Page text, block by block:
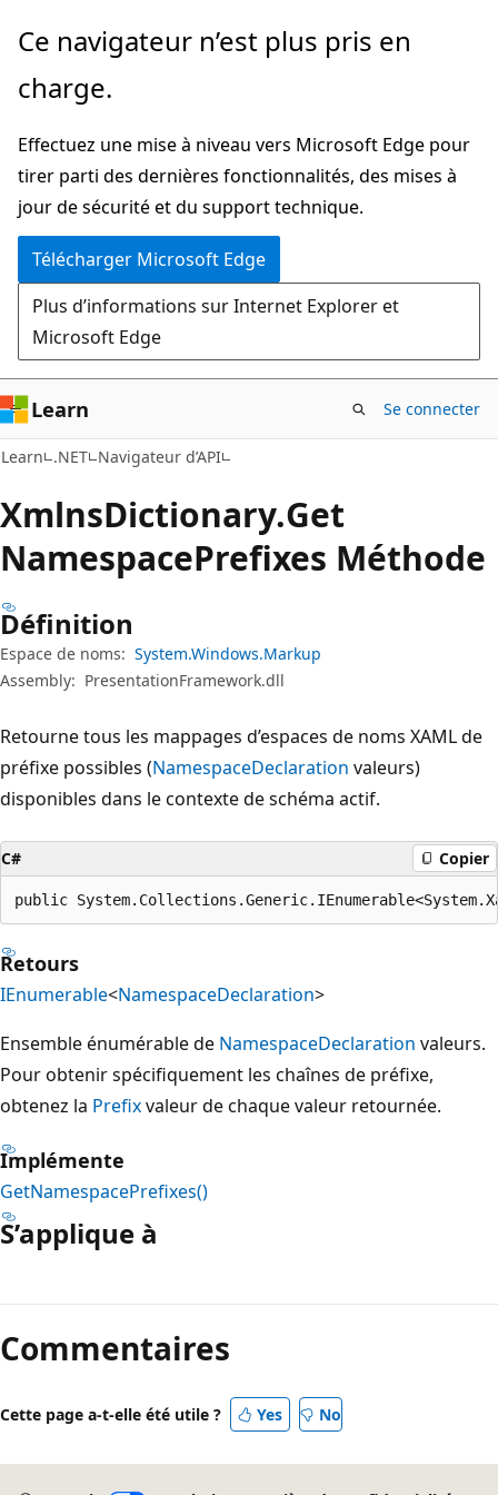
Passer
directement
au
principal
Passer
la
dans
la
page
Ce navigateur n’est plus pris en
charge.
Effectuez une mise à niveau vers Microsoft Edge pour
tirer parti des dernières fonctionnalités, des mises à
jour de sécurité et du support technique.
Télécharger Microsoft Edge
Plus d’informations sur Internet Explorer et
Microsoft Edge
Learn Se connecter
Learn .NET Navigateur d’API
XmlnsDictionary.Get
NamespacePrefixes Méthode
Définition
Espace de noms: System.Windows.Markup
Assembly: PresentationFramework.dll
Retourne tous les mappages d’espaces de noms XAML de
préfixe possibles (NamespaceDeclaration valeurs)
disponibles dans le contexte de schéma actif.
C# Copier
public
Retours
IEnumerable<NamespaceDeclaration>
Ensemble énumérable de NamespaceDeclaration valeurs.
Pour obtenir spécifiquement les chaînes de préfixe,
obtenez la Prefixvaleur de chaque valeur retournée.
Implémente
GetNamespacePrefixes()
S’applique à
lecture
désactivé
Commentaires
Cette page a-t-elle été utile ? Yes No